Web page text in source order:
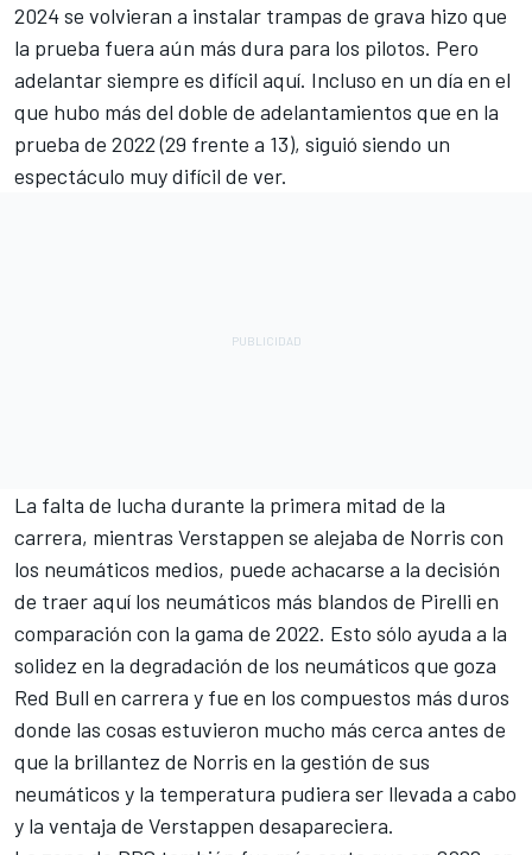
2024 se volvieran a instalar trampas de grava hizo que
la prueba fuera aún más dura para los pilotos. Pero
adelantar siempre es difícil aquí. Incluso en un día en el
que hubo más del doble de adelantamientos que en la
prueba de 2022 (29 frente a 13), siguió siendo un
espectáculo muy difícil de ver.
La falta de lucha durante la primera mitad de la
carrera, mientras Verstappen se alejaba de Norris con
los neumáticos medios, puede achacarse a la decisión
de traer aquí los neumáticos más blandos de Pirelli en
comparación con la gama de 2022. Esto sólo ayuda a la
solidez en la degradación de los neumáticos que goza
Red Bull en carrera y fue en los compuestos más duros
donde las cosas estuvieron mucho más cerca antes de
que la brillantez de Norris en la gestión de sus
neumáticos y la temperatura pudiera ser llevada a cabo
y la ventaja de Verstappen desapareciera.